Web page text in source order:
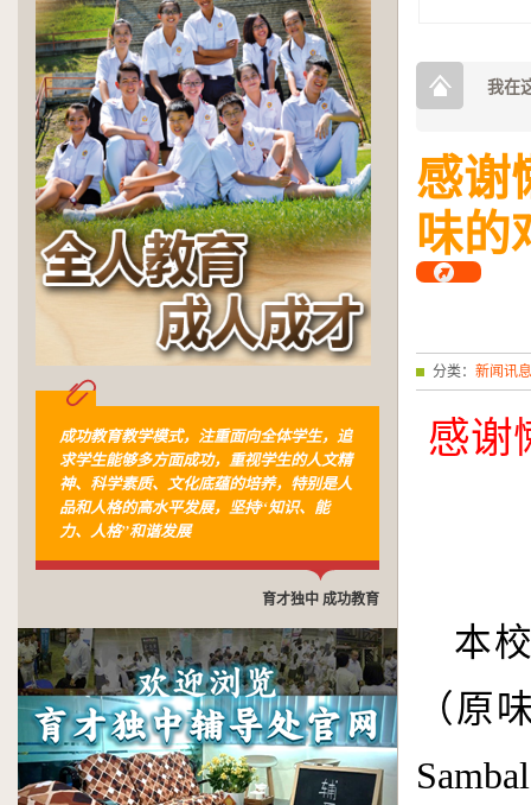
成功教育教学模式，注重面向全体学生，追
求学生能够多方面成功，重视学生的人文精
神、科学素质、文化底蕴的培养，特别是人
品和人格的高水平发展，坚持“知识、能
力、人格”和谐发展
育才独中 成功教育
我在
感谢
味的
分类： 新闻讯息
感谢
本
（原
Sam­bal